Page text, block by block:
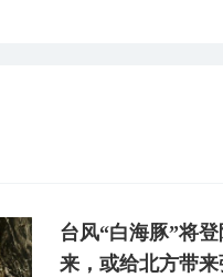
台风“白海豚”将
来，或给北方带